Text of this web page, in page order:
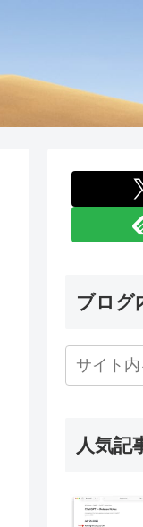
ブログ
人気記